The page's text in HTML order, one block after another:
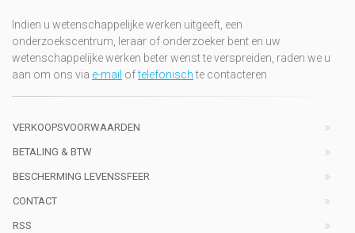
Indien u wetenschappelijke werken uitgeeft, een
onderzoekscentrum, leraar of onderzoeker bent en uw
wetenschappelijke werken beter wenst te verspreiden, raden we u
aan om ons via e-mail oftelefonischte contacteren
VERKOOPSVOORWAARDEN
BETALING & BTW
BESCHERMING LEVENSSFEER
CONTACT
RSS